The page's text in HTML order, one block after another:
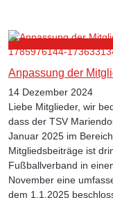
Anpassung der
14 Dezember 2024
Liebe Mitglieder, wir
dass der TSV
Januar 2025 im
Mitgliedsbeiträge ist
Fußballverband in
November eine
dem 1.1.2025